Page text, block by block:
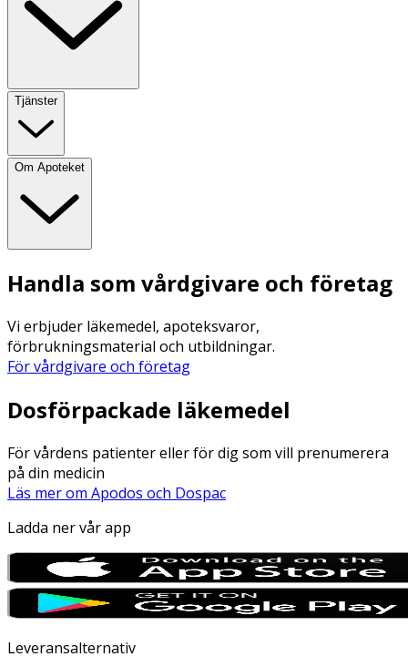
Tjänster
Om Apoteket
Handla som vårdgivare och företag
Vi erbjuder läkemedel, apoteksvaror,
förbrukningsmaterial och utbildningar.
För vårdgivare och företag
Dosförpackade läkemedel
För vårdens patienter eller för dig som vill prenumerera
på din medicin
Läs mer om Apodos och Dospac
Ladda ner vår app
Leveransalternativ